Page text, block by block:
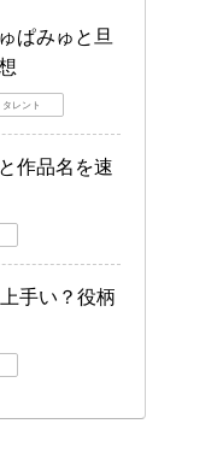
ぱみゅと旦
レント
作品名を速
手い？役柄